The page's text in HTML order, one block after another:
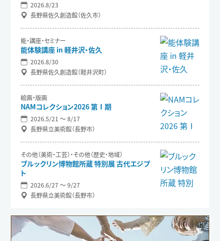
2026.8/23
長野県佐久創造館（佐久市）
能・講座・セミナー
能体験講座 in 軽井沢・佐久
2026.8/30
長野県佐久創造館（軽井沢町）
絵画・版画
NAMコレクション2026 第Ⅰ期
2026.5/21 〜 8/17
長野県立美術館（長野市）
その他（美術・工芸）・その他（歴史・地域）
ブルックリン博物館所蔵 特別展 古代エジプ
ト
2026.6/27 〜 9/27
長野県立美術館（長野市）